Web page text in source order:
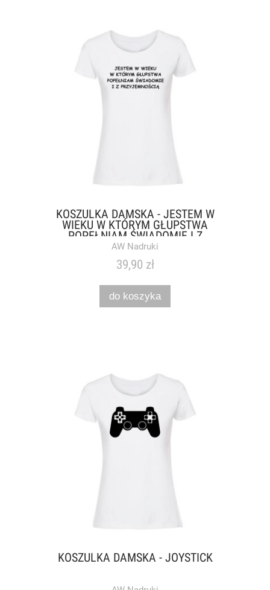
KOSZULKA DAMSKA - JESTEM W
WIEKU W KTÓRYM GŁUPSTWA
POPEŁNIAM ŚWIADOMIE I Z
PRZYJEMNOŚCIĄ
AW Nadruki
39,90 zł
do koszyka
KOSZULKA DAMSKA - JOYSTICK